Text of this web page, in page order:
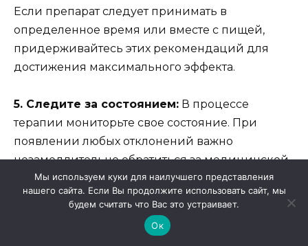
Если препарат следует принимать в
определенное время или вместе с пищей,
придерживайтесь этих рекомендаций для
достижения максимального эффекта.
5. Следите за состоянием: В процессе
терапии мониторьте свое состояние. При
появлении любых отклонений важно
незамедлительно обратиться за медицинской
помощью.
6. Не прекращайте лечение
Если вы чувствуете
Мы используем куки для наилучшего представления
нашего сайта. Если Вы продолжите использовать сайт, мы
будем считать что Вас это устраивает.
Ок